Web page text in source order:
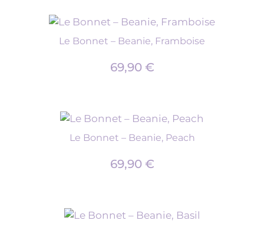
Le Bonnet – Beanie, Framboise
69,90 €
Le Bonnet – Beanie, Peach
69,90 €